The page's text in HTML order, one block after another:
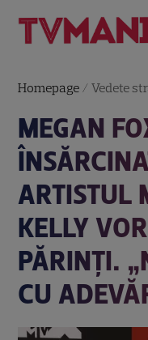
Homepage /Vedete
MEGAN
ARTISTUL
KELLY
PĂRINȚI.
CU